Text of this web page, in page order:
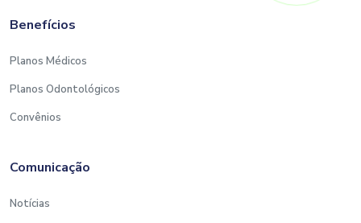
Benefícios
Planos Médicos
Planos Odontológicos
Convênios
Comunicação
Notícias